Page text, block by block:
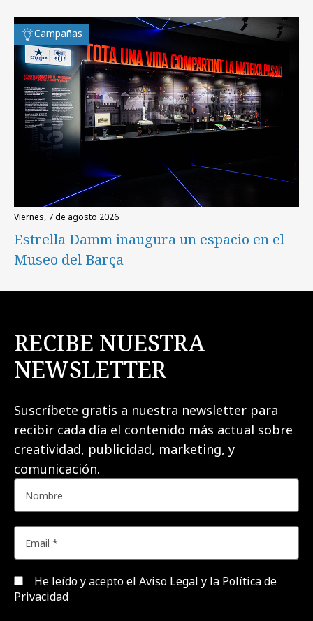
Campañas
viernes, 7 de agosto 2026
Estrella Damm inaugura un espacio en el
Museo del Barça
RECIBE NUESTRA
NEWSLETTER
Suscríbete gratis a nuestra newsletter para
recibir cada día el contenido más actual sobre
creatividad, publicidad, marketing, y
comunicación.
He leído y acepto el Aviso Legal y la Política de
Privacidad